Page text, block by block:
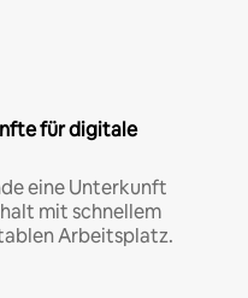
für digitale
eine Unterkunft
mit schnellem
Arbeitsplatz.